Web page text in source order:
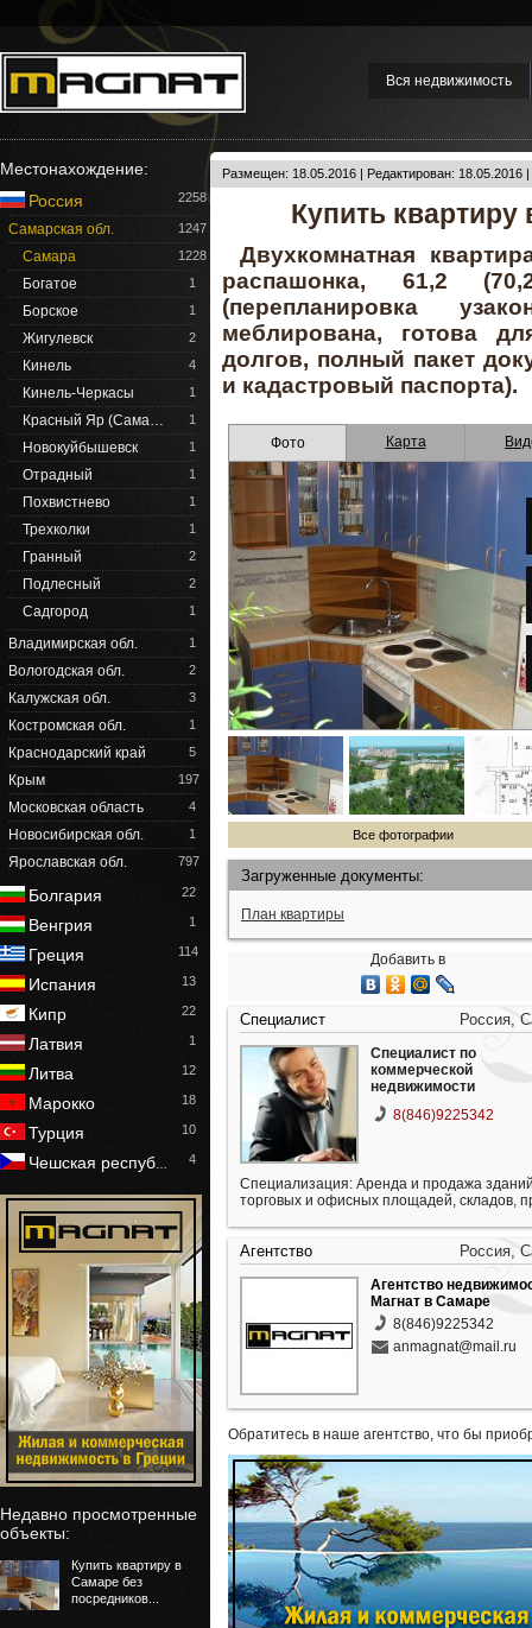
Вся недвижимость
Местонахождение:
Россия
2258
Самарская обл. 1247
Самара 1228
Богатое 1
Борское 1
Жигулевск 2
Кинель 4
Кинель-Черкасы 1
Красный Яр (Сама… 1
Новокуйбышевск 1
Отрадный 1
Похвистнево 1
Трехколки 1
Гранный 2
Подлесный 2
Садгород 1
Владимирская обл. 1
Вологодская обл. 2
Калужская обл. 3
Костромская обл. 1
Краснодарский край 5
Крым 197
Московская область 4
Новосибирская обл. 1
Ярославская обл. 797
Болгария 22
Венгрия 1
Греция 114
Испания 13
Кипр 22
Латвия 1
Литва 12
Марокко 18
Турция 10
Чешская респуб 4
Недавно просмотренные
объекты:
Купить квартиру в
Самаре без
посредников...
Размещен: 18.05.2016 | Редактирован: 18.05.2016
Купить
Двухкомнатная
распашонка, 61,2
(перепланировка
меблирована, готова
долгов, полный пакет
и кадастровый паспорта).
Фото Карта
Все фотографии
Загруженные документы:
План квартиры
Добавить в
Специалист Россия,
Специалист по
коммерческой
недвижимости
8(846)9225342
Специализация: Аренда и продажа
торговых и офисных площадей, складов,
Агентство Россия,
Агентство
Магнат в Самаре
8(846)9225342
anmagnat@mail.ru
Обратитесь в наше агентство, что бы